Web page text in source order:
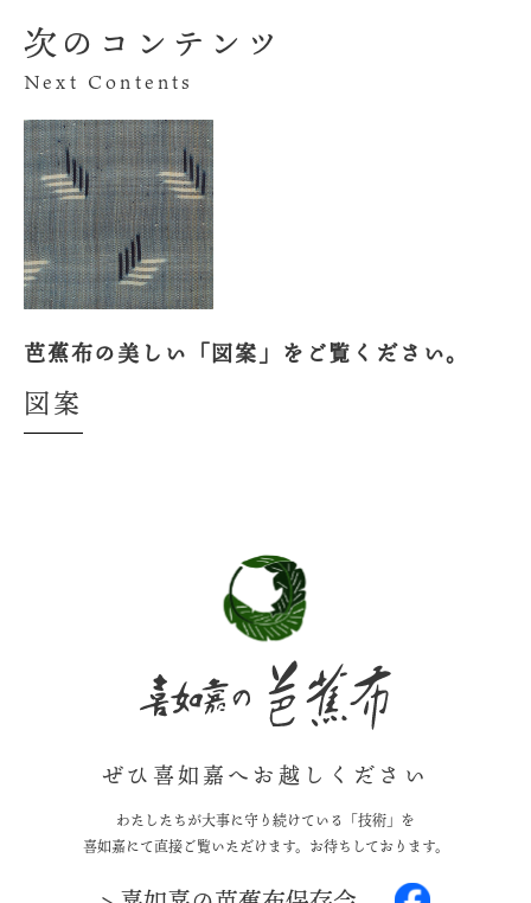
次のコンテンツ
Next Contents
芭蕉布の美しい「図案」をご覧ください。
図案
ぜひ喜如嘉へお越しください
わたしたちが大事に守り続けている「技術」を
喜如嘉にて直接ご覧いただけます。お待ちしております。